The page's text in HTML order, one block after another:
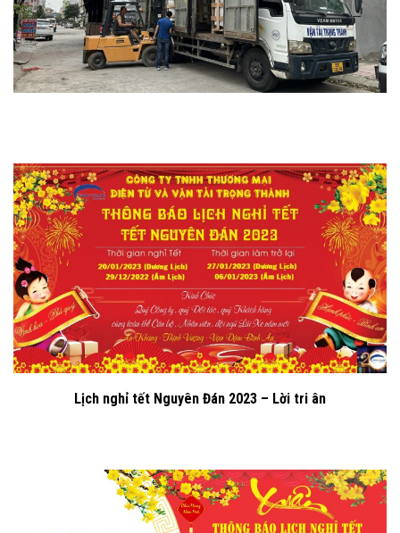
Lịch nghỉ tết Nguyên Đán 2023 – Lời tri ân